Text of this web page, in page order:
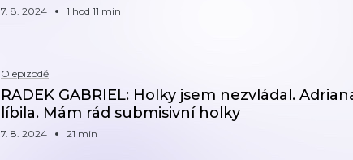
7. 8. 2024 1 hod 11 min
O epizodě
RADEK GABRIEL: Holky jsem nezvládal.
líbila. Mám rád submisivní holky
7. 8. 2024 21 min